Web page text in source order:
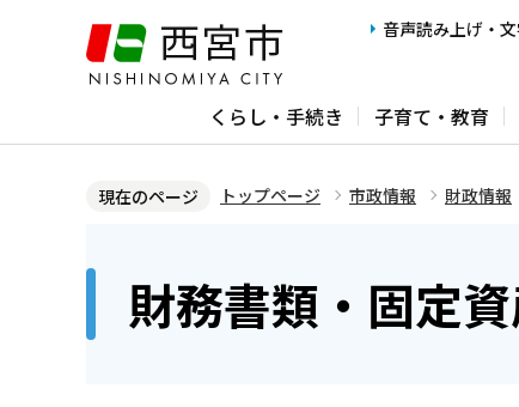
ジ
音声読み上げ・
くらし・手続き 子育て・教育
現在のページ トップページ 市政情報 財政情報
財務書類・固定